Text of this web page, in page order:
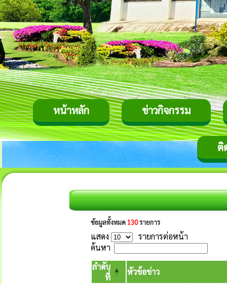
หน้าหลัก ข่าวกิจกรรม
ติ
ข้อมูลทั้งหมด 130รายการ
แสดง
รายการต่อหน้า
ค้นหา
ลำดับ
ที่
หัวข้อข่าว